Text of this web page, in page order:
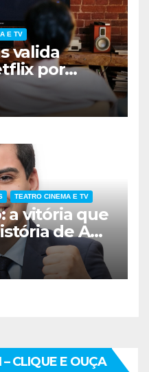
E TV
valida
por
de
TEATRO CINEMA E TV
a vitória que
de A
CLIQUE E OUÇA